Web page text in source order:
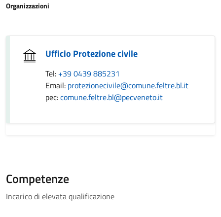
Organizzazioni
Ufficio Protezione civile
Tel: +39 0439 885231
Email: protezionecivile@comune.feltre.bl.it
pec:comune.feltre.bl@pecveneto.it
Competenze
Incarico di elevata qualificazione